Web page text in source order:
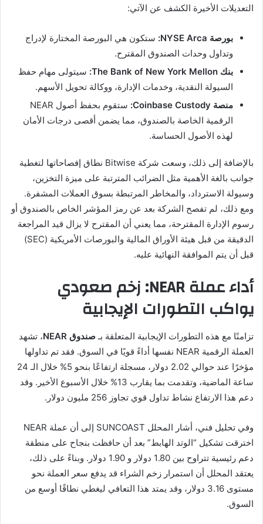
التعديلات الأخيرة الكشف عن الآتي:
بورصة NYSE Arca:
ستكون هي البورصة المختارة لإدراج
وتداول وحدات الصندوق المقترح.
بنك The Bank of New York Mellon:
سيتولى مهام حفظ
السيولة النقدية، وخدمات الإدارة، ووكالة تحويل الأسهم.
منصة Coinbase Custody:
ستقوم بحفظ أصول NEAR
الرقمية الخاصة بالصندوق، مما يضمن أقصى درجات الأمان
لهذه الأصول الحساسة.
بالإضافة إلى ذلك، وسعت شركة Bitwise نطاق إفصاحاتها لتغطية
جوانب بالغة الأهمية مثل الضرائب المترتبة على ميزة التخزين،
وسيولة الاسترداد، والمخاطر المرتبطة بسوق العملات المشفرة.
ومع ذلك، لم تفصح الشركة بعد عن رمز المؤشر الخاص بالصندوق أو
رسوم الإدارة المقترحة، مما يعني أن المقترح لا يزال قيد المراجعة
الدقيقة من قبل هيئة الأوراق المالية والبورصات الأمريكية (SEC)
قبل أن يتم الموافقة النهائية عليه.
أداء عملة NEAR: زخم صعودي
يواكب التطورات الإيجابية
تزامنًا مع هذه التطورات الإيجابية المتعلقة بـ صندوق NEAR
، تشهد
العملة الرقمية NEAR نفسها أداءً قويًا في السوق. فقد تم تداولها
مؤخرًا عند حوالي 2.02 دولار، مسجلة ارتفاعًا بنحو 5% خلال الـ 24
ساعة الماضية، وتقدمت بما يقارب 13% خلال الأسبوع الأخير. وقد
دعم هذا الارتفاع نشاط تداول قوي تجاوز 256 مليون دولار.
وفي تحليل فني، أشار المحلل SUNCOAST إلى أن عملة NEAR
اخترقت تشكيل “الوتد الهابط” بعد أن حافظت بنجاح على منطقة
دعم رئيسية تتراوح بين 1.80 دولار و 1.90 دولار. وبناءً على ذلك،
يعتقد المحلل أن استمرار زخم الشراء قد يدفع سعر العملة نحو
مستوى 3.16 دولار، وقد يمتد هذا التعافي ليغطي نطاقًا أوسع من
السوق.